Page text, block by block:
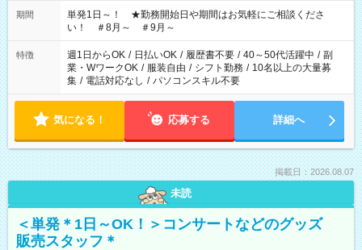
期間
単発1日～！ ★勤務開始日や期間はお気軽にご相談くださ
い！ ＃8月～ ＃9月～
特徴 週1日からOK / 日払いOK / 履歴書不要 / 40～50代活躍中 / 副
業・WワークOK / 服装自由 / シフト勤務 / 10名以上の大量募
集 / 電話対応なし / パソコンスキル不要
気になる！ 応募する 詳細へ
掲載日：2026.08.07
未読
＜単発＊1日～OK！＞コンサートなどのグッズ
販売スタッフ＊